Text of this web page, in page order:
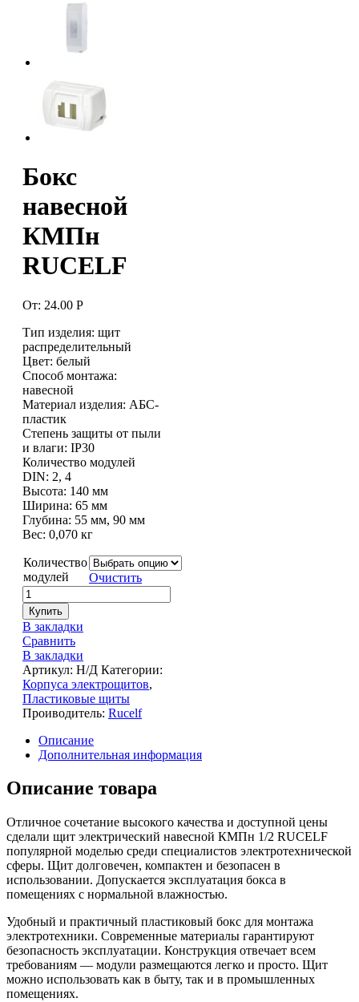
Бокс
навесной
КМПн
RUCELF
От: 24.00 Р
Тип изделия: щит
распределительный
Цвет: белый
Способ монтажа:
навесной
Материал изделия: АБС-
пластик
Степень защиты от пыли
и влаги: IP30
Количество модулей
DIN: 2, 4
Высота: 140 мм
Ширина: 65 мм
Глубина: 55 мм, 90 мм
Вес: 0,070 кг
Количество
модулей
Очистить
Купить
В закладки
Сравнить
В закладки
Артикул: Н/Д Категории:
Корпуса электрощитов,
Пластиковые щиты
Проиводитель: Rucelf
Описание
Дополнительная информация
Описание товара
Отличное сочетание высокого качества и доступной цены
сделали щит электрический навесной КМПн 1/2 RUCELF
популярной моделью среди специалистов электротехнической
сферы. Щит долговечен, компактен и безопасен в
использовании. Допускается эксплуатация бокса в
помещениях с нормальной влажностью.
Удобный и практичный пластиковый бокс для монтажа
электротехники. Современные материалы гарантируют
безопасность эксплуатации. Конструкция отвечает всем
требованиям — модули размещаются легко и просто. Щит
можно использовать как в быту, так и в промышленных
помещениях.